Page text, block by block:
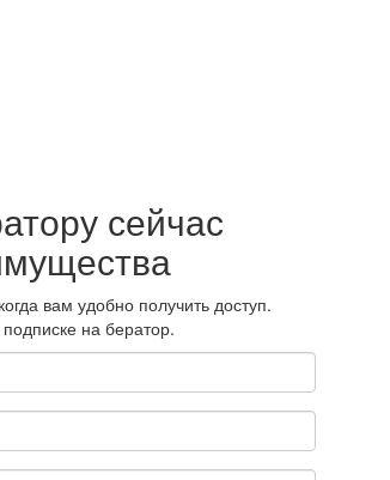
сейчас
вам удобно получить доступ.
на бератор.